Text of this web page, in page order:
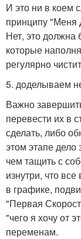
И это ни в коем
принципу "Меня
Нет, это должна
которые
регулярно
5. доделываем
Важно
перевести их в
сделать, либо
этом этапе
чем тащить с
изнутри, что
в графике,
"Первая
"чего я хочу от
переменам.